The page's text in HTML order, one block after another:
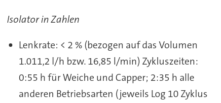
Isolator in Zahlen
Lenkrate: < 2 % (bezogen auf das Volumen
1.011,2 l/h bzw. 16,85 l/min) Zykluszeiten:
0:55 h für Weiche und Capper; 2:35 h alle
anderen Betriebsarten (jeweils Log 10 Zyklus